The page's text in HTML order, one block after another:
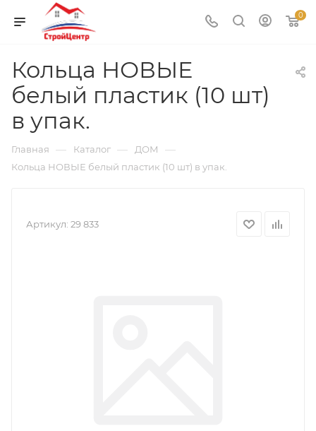
0
Кольца НОВЫЕ
белый пластик (10 шт)
в упак.
Главная — Каталог — ДОМ —
Кольца НОВЫЕ белый пластик (10 шт) в упак.
Артикул: 29 833